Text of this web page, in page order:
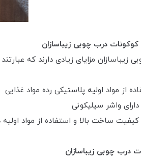
کوکونات درب چوبی زیباسازان
مزایای زیادی دارند که عبارتند
از مواد اولیه پلاستیکی رده مواد غذایی
واشر سیلیکونی
ساخت بالا و استفاده از مواد
درب چوبی زیباسازان